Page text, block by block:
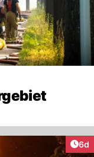
6d